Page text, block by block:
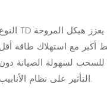
النوع TD هيكل المروحة
أكبر مع استهلاك طاقة
للسحب لسهولة الصيانة
التأثير على نظام الأنابيب.